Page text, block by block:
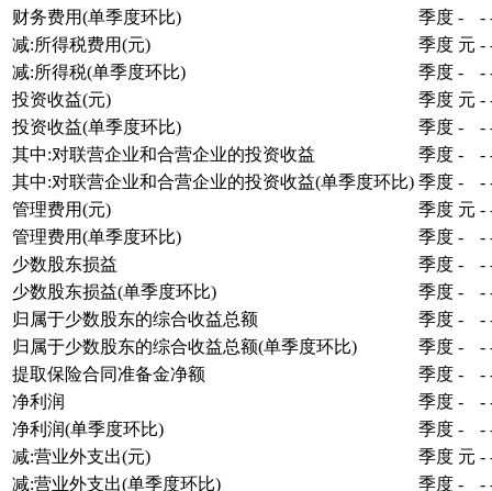
财务费用(单季度环比)
季度 - -
减:所得税费用(元)
季度 元 -
减:所得税(单季度环比)
季度 - -
投资收益(元)
季度 元 -
投资收益(单季度环比)
季度 - -
其中:对联营企业和合营企业的投资收益
季度 - -
其中:对联营企业和合营企业的投资收益(单季度环比) 季度 - -
管理费用(元)
季度 元 -
管理费用(单季度环比)
季度 - -
少数股东损益
季度 - -
少数股东损益(单季度环比)
季度 - -
归属于少数股东的综合收益总额
季度 - -
归属于少数股东的综合收益总额(单季度环比)
季度 - -
提取保险合同准备金净额
季度 - -
净利润
季度 - -
净利润(单季度环比)
季度 - -
减:营业外支出(元)
季度 元 -
减:营业外支出(单季度环比)
季度 - -